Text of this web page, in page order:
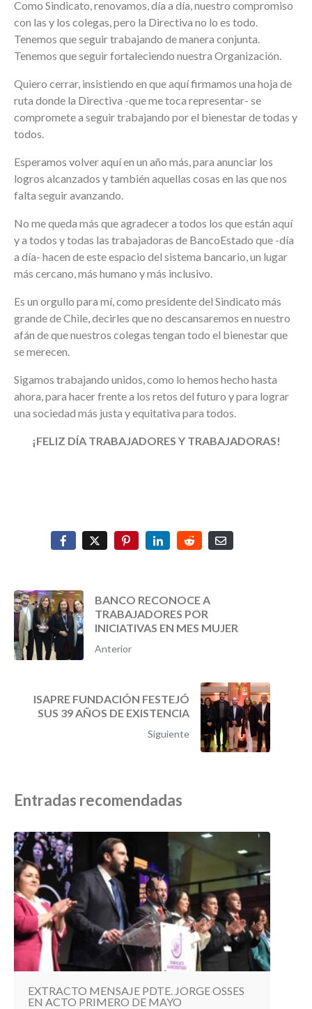
Como Sindicato, renovamos, día a día, nuestro compromiso
con las y los colegas, pero la Directiva no lo es todo.
Tenemos que seguir trabajando de manera conjunta.
Tenemos que seguir fortaleciendo nuestra Organización.
Quiero cerrar, insistiendo en que aquí firmamos una hoja de
ruta donde la Directiva -que me toca representar- se
compromete a seguir trabajando por el bienestar de todas y
todos.
Esperamos volver aquí en un año más, para anunciar los
logros alcanzados y también aquellas cosas en las que nos
falta seguir avanzando.
No me queda más que agradecer a todos los que están aquí
y a todos y todas las trabajadoras de BancoEstado que -día
a día- hacen de este espacio del sistema bancario, un lugar
más cercano, más humano y más inclusivo.
Es un orgullo para mí, como presidente del Sindicato más
grande de Chile, decirles que no descansaremos en nuestro
afán de que nuestros colegas tengan todo el bienestar que
se merecen.
Sigamos trabajando unidos, como lo hemos hecho hasta
ahora, para hacer frente a los retos del futuro y para lograr
una sociedad más justa y equitativa para todos.
¡FELIZ DÍA TRABAJADORES Y TRABAJADORAS!
BANCO RECONOCE A
TRABAJADORES POR
INICIATIVAS EN MES MUJER
Anterior
ISAPRE FUNDACIÓN FESTEJÓ
SUS 39 AÑOS DE EXISTENCIA
Siguiente
Entradas recomendadas
EXTRACTO MENSAJE PDTE. JORGE OSSES
EN ACTO PRIMERO DE MAYO